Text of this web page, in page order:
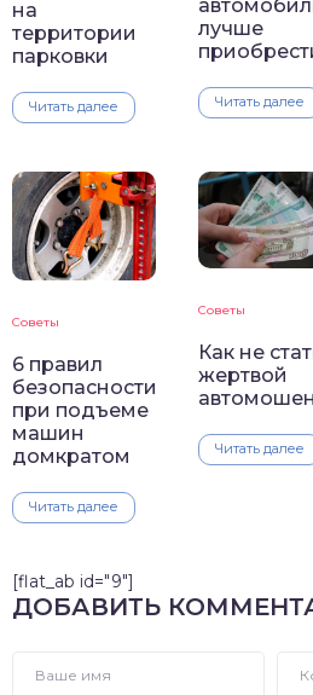
на
территории
парковки
Читать далее
лучше
Читать далее
Советы
6 правил
безопасности
при подъеме
машин
домкратом
Читать далее
Советы
Как не
жертвой
Читать далее
[flat_ab id="9"]
ДОБАВИТЬ